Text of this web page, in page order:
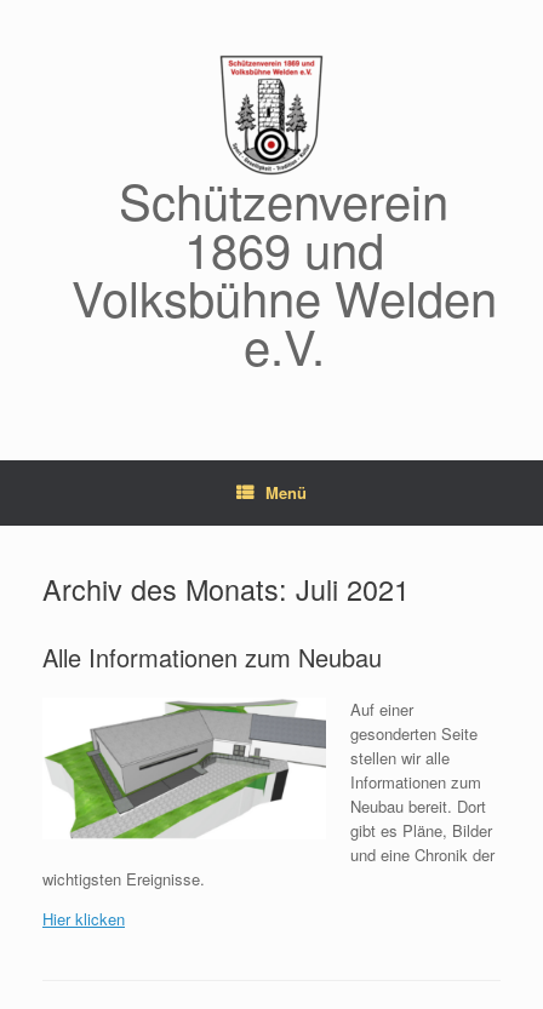
Schützenverein
1869 und
Volksbühne Welden
e.V.
Menü
Archiv des Monats: Juli 2021
Alle Informationen zum Neubau
Auf einer
gesonderten Seite
stellen wir alle
Informationen zum
Neubau bereit. Dort
gibt es Pläne, Bilder
und eine Chronik der
wichtigsten Ereignisse.
Hier klicken